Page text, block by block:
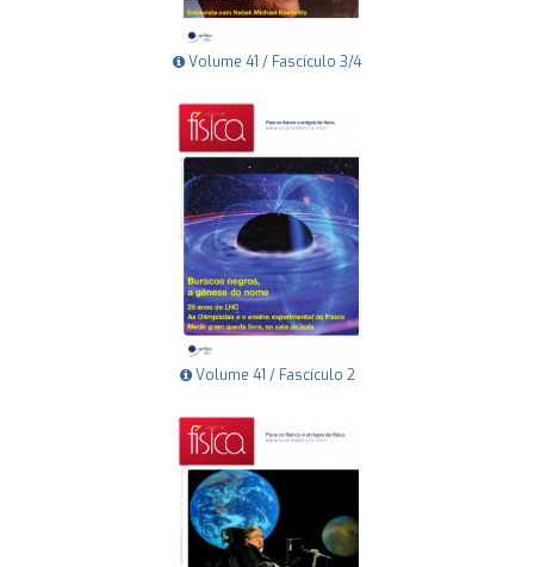
Volume 41 / Fascículo 3/4
Volume 41 / Fascículo 2